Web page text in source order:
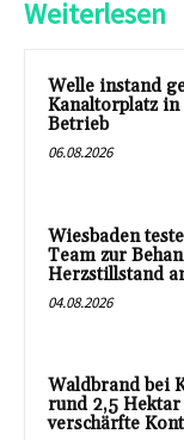
Weiterlesen
Welle instand
Kanaltorplatz
Betrieb
06.08.2026
Wiesbaden
Team zur
Herzstillstand
04.08.2026
Waldbrand bei
rund 2,5
verschärfte